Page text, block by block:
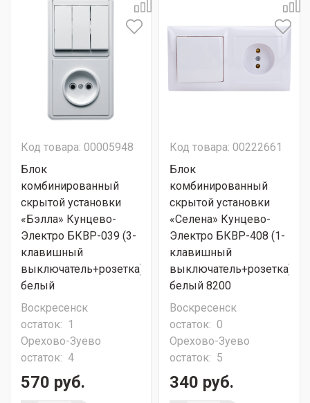
Код товара: 00005948
Блок
комбинированный
скрытой установки
«Бэлла» Кунцево-
Электро БКВР-039 (3-
клавишный
выключатель+розетка)
белый
Воскресенск
остаток: 1
Орехово-Зуево
остаток: 4
570 руб.
Код товара: 00222661
Блок
комбинированный
скрытой установки
«Селена» Кунцево-
Электро БКВР-408 (1-
клавишный
выключатель+розетка)
белый 8200
Воскресенск
остаток: 0
Орехово-Зуево
остаток: 5
340 руб.